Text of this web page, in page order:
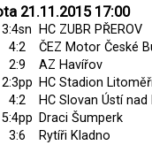
21.11.2015 17:00
3:4sn
HC ZUBR PŘEROV
4:2
ČEZ Motor České
2:9
AZ Havířov
2:3pp HC Stadion
4:2
HC Slovan Ústí nad
5:4pp Draci Šumperk
3:6 Rytíři Kladno